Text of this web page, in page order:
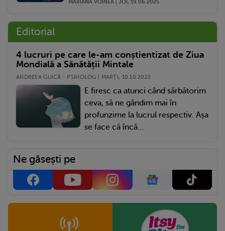
MARIANA VOINEA | JOI, 19.06.2025
Editorial
4 lucruri pe care le-am conștientizat de Ziua
Mondială a Sănătății Mintale
ANDREEA GUICĂ - PSIHOLOG | MARŢI, 10.10.2023
E firesc ca atunci când sărbătorim
ceva, să ne gândim mai în
profunzime la lucrul respectiv. Așa
se face că încă...
Ne găsești pe